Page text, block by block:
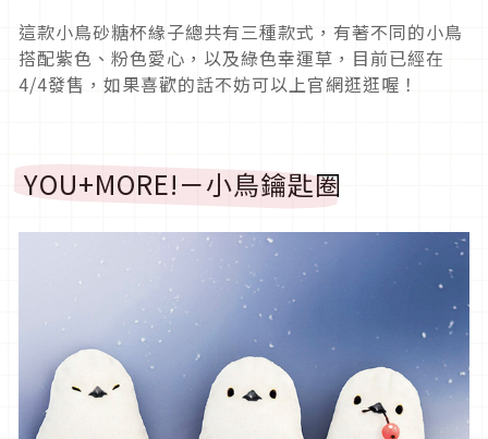
這款小鳥砂糖杯緣子總共有三種款式，有著不同的小鳥
搭配紫色、粉色愛心，以及綠色幸運草，目前已經在
4/4發售，如果喜歡的話不妨可以上官網逛逛喔！
YOU+MORE!－小鳥鑰匙圈